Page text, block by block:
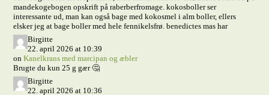
mandekogebogen opskrift på raberberfromage. kokosboller ser
interessante ud, man kan også bage med kokosmel i alm boller, ellers
elsker jeg at bage boller med hele fennikelsfrø. benedictes mas har
Birgitte
22. april 2026 at 10:39
onKanelkrans med marcipan og æbler
Brugte du kun 25 g gær 🤔
Birgitte
22. april 2026 at 10:36